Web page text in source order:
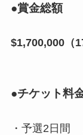
●賞金総額
$1,700,000（
●チケット料
・予選2日間